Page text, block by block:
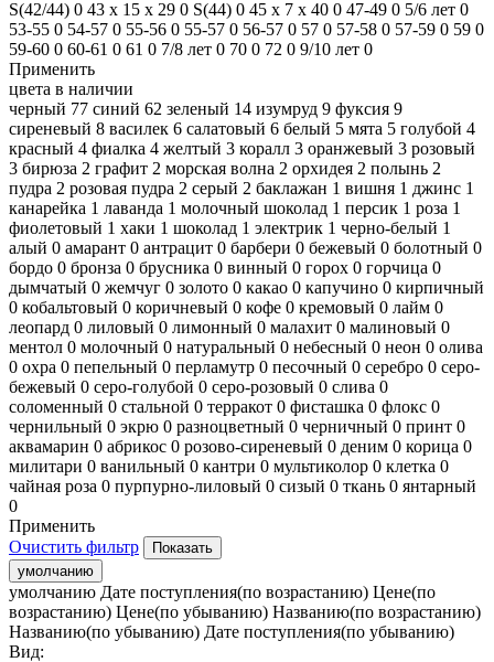
S(42/44) 0 43 х 15 х 29 0 S(44) 0 45 х 7 х 40 0 47-49 0 5/6 лет 0
53-55 0 54-57 0 55-56 0 55-57 0 56-57 0 57 0 57-58 0 57-59 0 59 0
59-60 0 60-61 0 61 0 7/8 лет 0 70 0 72 0 9/10 лет 0
Применить
цвета в наличии
черный 77 синий 62 зеленый 14 изумруд 9 фуксия 9
сиреневый 8 василек 6 салатовый 6 белый 5 мята 5 голубой 4
красный 4 фиалка 4 желтый 3 коралл 3 оранжевый 3 розовый
3 бирюза 2 графит 2 морская волна 2 орхидея 2 полынь 2
пудра 2 розовая пудра 2 серый 2 баклажан 1 вишня 1 джинс 1
канарейка 1 лаванда 1 молочный шоколад 1 персик 1 роза 1
фиолетовый 1 хаки 1 шоколад 1 электрик 1 черно-белый 1
алый 0 амарант 0 антрацит 0 барбери 0 бежевый 0 болотный 0
бордо 0 бронза 0 брусника 0 винный 0 горох 0 горчица 0
дымчатый 0 жемчуг 0 золото 0 какао 0 капучино 0 кирпичный
0 кобальтовый 0 коричневый 0 кофе 0 кремовый 0 лайм 0
леопард 0 лиловый 0 лимонный 0 малахит 0 малиновый 0
ментол 0 молочный 0 натуральный 0 небесный 0 неон 0 олива
0 охра 0 пепельный 0 перламутр 0 песочный 0 серебро 0 серо-
бежевый 0 серо-голубой 0 серо-розовый 0 слива 0
соломенный 0 стальной 0 терракот 0 фисташка 0 флокс 0
чернильный 0 экрю 0 разноцветный 0 черничный 0 принт 0
аквамарин 0 абрикос 0 розово-сиреневый 0 деним 0 корица 0
милитари 0 ванильный 0 кантри 0 мультиколор 0 клетка 0
чайная роза 0 пурпурно-лиловый 0 сизый 0 ткань 0 янтарный
0
Применить
Очистить фильтр
умолчанию
умолчанию Дате поступления(по возрастанию) Цене(по
возрастанию) Цене(по убыванию) Названию(по возрастанию)
Названию(по убыванию) Дате поступления(по убыванию)
Вид: